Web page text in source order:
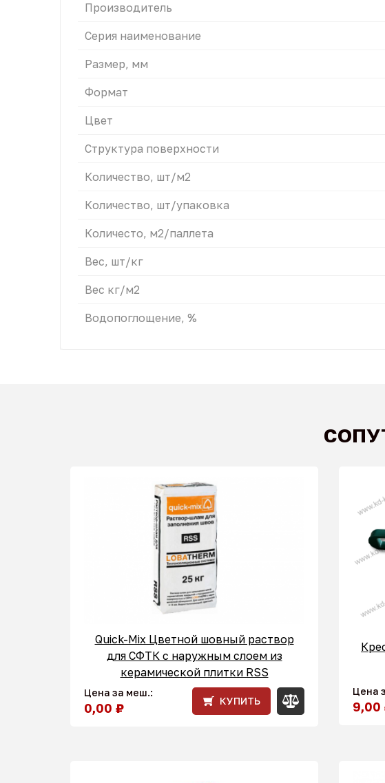
Производитель
Серия наименование
Размер, мм
Формат
Цвет
Структура поверхности
Количество, шт/м2
Количество, шт/упаковка
Количесто, м2/паллета
Вес, шт/кг
Вес кг/м2
Водопоглощение, %
Quick-Mix Цветной шовный раствор
для СФТК с наружным слоем из
керамической плитки RSS
Цена за меш.:
0,00 ₽ КУПИТЬ
Цена
9,00